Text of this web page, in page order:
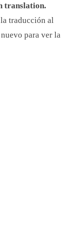
translation.
traducción al
para ver la